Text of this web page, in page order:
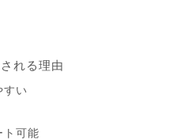
れる理由
すい
ト可能